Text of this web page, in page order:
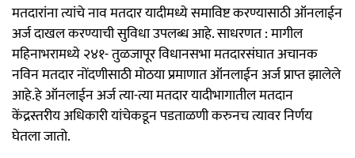
मतदारांना त्यांचे नाव मतदार यादीमध्ये समाविष्ट करण्यासाठी ऑनलाईन
अर्ज दाखल करण्याची सुविधा उपलब्ध आहे. साधरणत : मागील
महिनाभरामध्ये २४१- तुळजापूर विधानसभा मतदारसंघात अचानक
नविन मतदार नोंदणीसाठी मोठया प्रमाणात ऑनलाईन अर्ज प्राप्त झालेले
आहे.हे ऑनलाईन अर्ज त्या-त्या मतदार यादीभागातील मतदान
केंद्रस्तरीय अधिकारी यांचेकडून पडताळणी करुनच त्यावर निर्णय
घेतला जातो.